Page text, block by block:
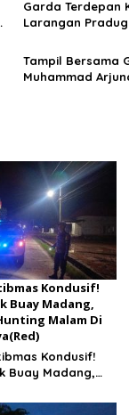
Garda Terdepan
Larangan
Tampil Bersama
Muhammad
Kondusif!
Buay Madang,
Malam Di
Kondusif!
Buay Madang,